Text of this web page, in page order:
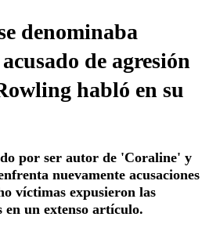
denominaba
de agresión
habló en su
por ser autor de 'Coraline' y
nuevamente acusaciones
víctimas expusieron las
en un extenso artículo.